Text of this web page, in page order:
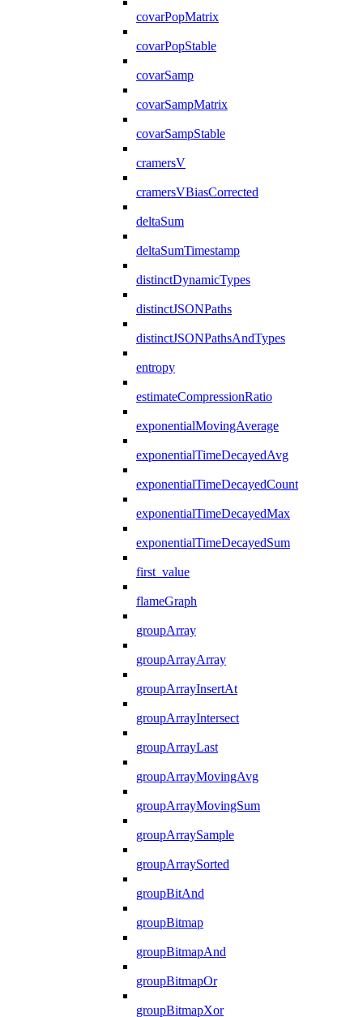
covarPopMatrix
covarPopStable
covarSamp
covarSampMatrix
covarSampStable
cramersV
cramersVBiasCorrected
deltaSum
deltaSumTimestamp
distinctDynamicTypes
distinctJSONPaths
distinctJSONPathsAndTypes
entropy
estimateCompressionRatio
exponentialMovingAverage
exponentialTimeDecayedAvg
exponentialTimeDecayedCount
exponentialTimeDecayedMax
exponentialTimeDecayedSum
first_value
flameGraph
groupArray
groupArrayArray
groupArrayInsertAt
groupArrayIntersect
groupArrayLast
groupArrayMovingAvg
groupArrayMovingSum
groupArraySample
groupArraySorted
groupBitAnd
groupBitmap
groupBitmapAnd
groupBitmapOr
groupBitmapXor